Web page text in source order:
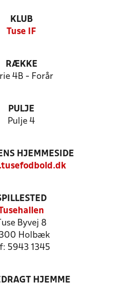
KLUB
Tuse IF
RÆKKE
4B - Forår
PULJE
Pulje 4
HJEMMESIDE
Tuse Byvej 8
Holbæk
5943 1345
HJEMME